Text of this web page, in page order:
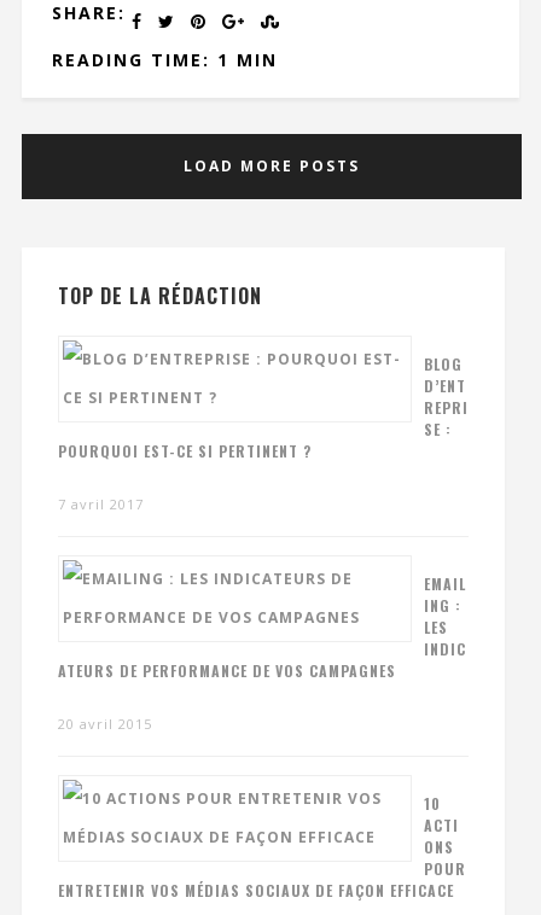
SHARE:
READING TIME: 1 MIN
LOAD MORE POSTS
TOP DE LA RÉDACTION
BLOG
D’ENT
REPRI
SE :
POURQUOI EST-CE SI PERTINENT ?
7 avril 2017
EMAIL
ING :
LES
INDIC
ATEURS DE PERFORMANCE DE VOS CAMPAGNES
20 avril 2015
10
ACTI
ONS
POUR
ENTRETENIR VOS MÉDIAS SOCIAUX DE FAÇON EFFICACE